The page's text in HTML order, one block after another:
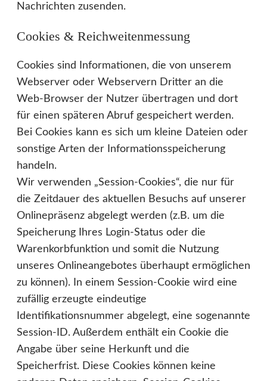
Nachrichten zusenden.
Cookies & Reichweitenmessung
Cookies sind Informationen, die von unserem
Webserver oder Webservern Dritter an die
Web-Browser der Nutzer übertragen und dort
für einen späteren Abruf gespeichert werden.
Bei Cookies kann es sich um kleine Dateien oder
sonstige Arten der Informationsspeicherung
handeln.
Wir verwenden „Session-Cookies“, die nur für
die Zeitdauer des aktuellen Besuchs auf unserer
Onlinepräsenz abgelegt werden (z.B. um die
Speicherung Ihres Login-Status oder die
Warenkorbfunktion und somit die Nutzung
unseres Onlineangebotes überhaupt ermöglichen
zu können). In einem Session-Cookie wird eine
zufällig erzeugte eindeutige
Identifikationsnummer abgelegt, eine sogenannte
Session-ID. Außerdem enthält ein Cookie die
Angabe über seine Herkunft und die
Speicherfrist. Diese Cookies können keine